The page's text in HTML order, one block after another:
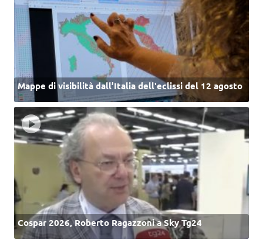
Mappe di visibilità dall’Italia dell'eclissi del 12 agosto
Cospar 2026, Roberto Ragazzoni a Sky Tg24